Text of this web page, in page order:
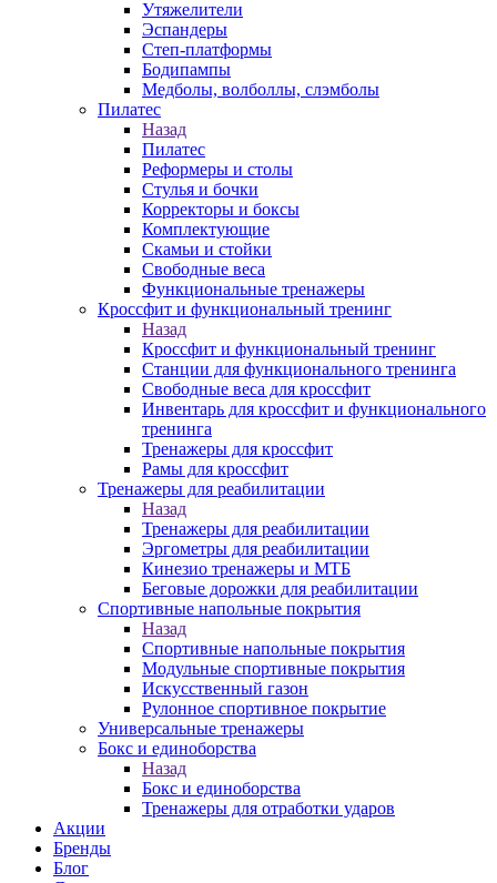
Утяжелители
Эспандеры
Степ-платформы
Бодипампы
Медболы, волболлы, слэмболы
Пилатес
Назад
Пилатес
Реформеры и столы
Стулья и бочки
Корректоры и боксы
Комплектующие
Скамьи и стойки
Свободные веса
Функциональные тренажеры
Кроссфит и функциональный тренинг
Назад
Кроссфит и функциональный тренинг
Станции для функционального тренинга
Свободные веса для кроссфит
Инвентарь для кроссфит и функционального
тренинга
Тренажеры для кроссфит
Рамы для кроссфит
Тренажеры для реабилитации
Назад
Тренажеры для реабилитации
Эргометры для реабилитации
Кинезио тренажеры и МТБ
Беговые дорожки для реабилитации
Спортивные напольные покрытия
Назад
Спортивные напольные покрытия
Модульные спортивные покрытия
Искусственный газон
Рулонное спортивное покрытие
Универсальные тренажеры
Бокс и единоборства
Назад
Бокс и единоборства
Тренажеры для отработки ударов
Акции
Бренды
Блог